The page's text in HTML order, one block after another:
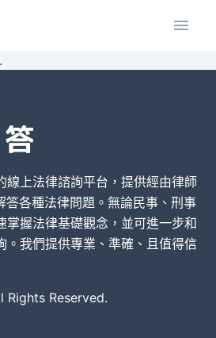
上法律諮詢平台，提供經由律師
答各種法律問題。無論民事、刑事
掌握法律基礎觀念，並可進一步和
。我們提供專業、準確、且值得信
Rights Reserved.